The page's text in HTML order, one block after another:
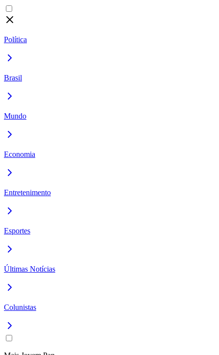
Política
Brasil
Mundo
Economia
Entretenimento
Esportes
Últimas Notícias
Colunistas